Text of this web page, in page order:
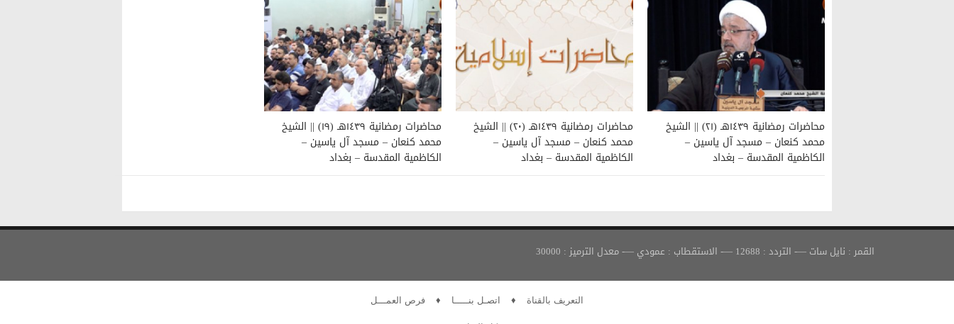
محاضرات رمضانية ١٤٣٩هـ (٢١) || الشيخ
محمد كنعان – مسجد آل ياسين –
الكاظمية المقدسة – بغداد
محاضرات رمضانية ١٤٣٩هـ (٢٠) || الشيخ
محمد كنعان – مسجد آل ياسين –
الكاظمية المقدسة – بغداد
محاضرات رمضانية ١٤٣٩هـ (١٩) || الشيخ
محمد كنعان – مسجد آل ياسين –
الكاظمية المقدسة – بغداد
القمر : نايل سات —- التردد : 12688 —- الاستقطاب : عمودي —- معدل الترميز : 30000
التعريف بالقناة ♦ اتصـل بنـــــا ♦ فرص العمـــل